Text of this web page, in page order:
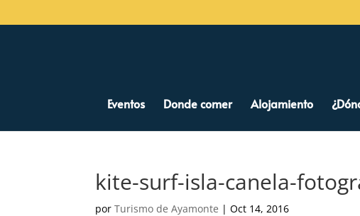
Eventos Donde comer Alojamiento
kite-surf-isla-canela-
porTurismo de Ayamonte |Oct 14, 2016